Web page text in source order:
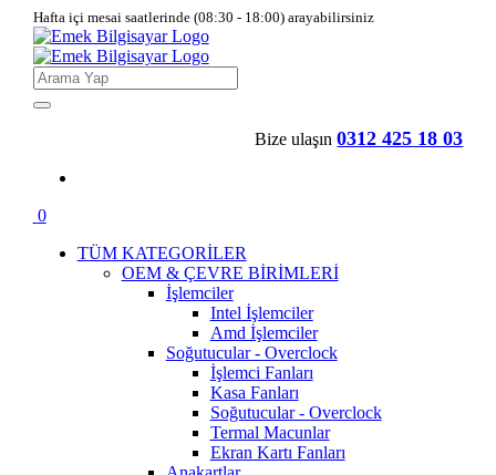
Hafta içi mesai saatlerinde (08:30 - 18:00) arayabilirsiniz
Bize ulaşın 0312 425 18 03
0
TÜM KATEGORİLER
OEM & ÇEVRE BİRİMLERİ
İşlemciler
Intel İşlemciler
Amd İşlemciler
Soğutucular - Overclock
İşlemci Fanları
Kasa Fanları
Soğutucular - Overclock
Termal Macunlar
Ekran Kartı Fanları